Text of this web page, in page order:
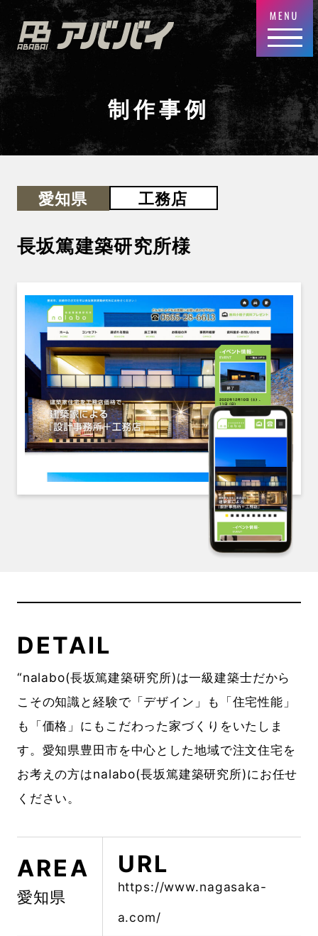
制作事例
愛知県 工務店
長坂篤建築研究所様
DETAIL
“nalabo(長坂篤建築研究所)は一級建築士だから
こその知識と経験で「デザイン」も「住宅性能」
も「価格」にもこだわった家づくりをいたしま
す。愛知県豊田市を中心とした地域で注文住宅を
お考えの方はnalabo(長坂篤建築研究所)にお任せ
ください。
AREA
愛知県
URL
https://www.nagasaka-
a.com/